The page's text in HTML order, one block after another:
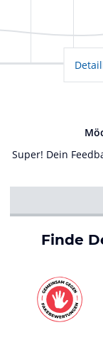
Super! Dein
Finde